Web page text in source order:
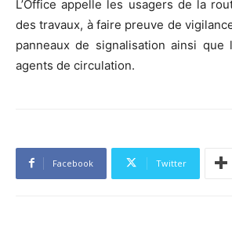
L’Office appelle les usagers de la
des travaux, à faire preuve de
panneaux de signalisation ainsi que
agents de circulation.
Facebook Twitter